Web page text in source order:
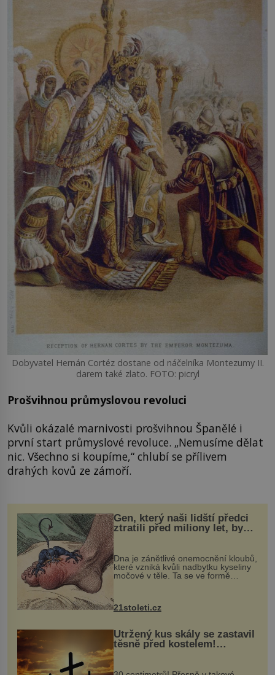
Dobyvatel Hernán Cortéz dostane od náčelníka Montezumy II.
darem také zlato. FOTO: picryl
Prošvihnou průmyslovou revoluci
Kvůli okázalé marnivosti prošvihnou Španělé i
první start průmyslové revoluce. „Nemusíme dělat
nic. Všechno si koupíme,“ chlubí se přílivem
drahých kovů ze zámoří.
Gen, který naši lidští předci
ztratili před miliony let, by
mohl pomoci s léčbou
„nemoci králů“
Dna je zánětlivé onemocnění kloubů,
které vzniká kvůli nadbytku kyseliny
močové v těle. Ta se ve formě
nohou, a způsobuje bole...
21stoleti.cz
Utržený kus skály se zastavil
těsně před kostelem!
Ochránila ho boží síla?